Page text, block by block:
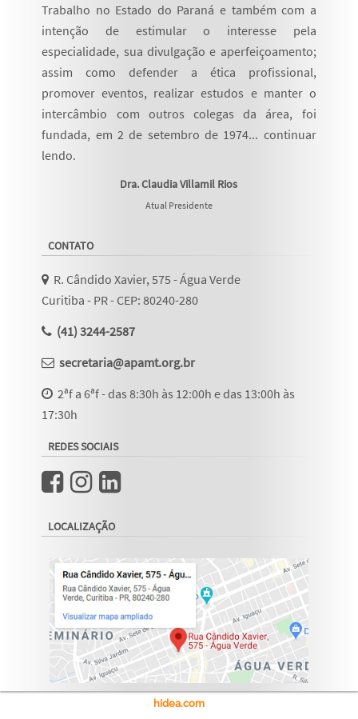
Trabalho no Estado do Paraná e também com a
intenção de estimular o interesse pela
especialidade, sua divulgação e aperfeiçoamento;
assim como defender a ética profissional,
promover eventos, realizar estudos e manter o
intercâmbio com outros colegas da área, foi
fundada, em 2 de setembro de 1974... continuar
lendo.
Dra. Claudia Villamil Rios
Atual Presidente
CONTATO
R. Cândido Xavier, 575 - Água Verde
Curitiba - PR - CEP: 80240-280
(41) 3244-2587
secretaria@apamt.org.br
2ªf a 6ªf - das 8:30h às 12:00h e das 13:00h às
17:30h
REDES SOCIAIS
LOCALIZAÇÃO
hidea.com